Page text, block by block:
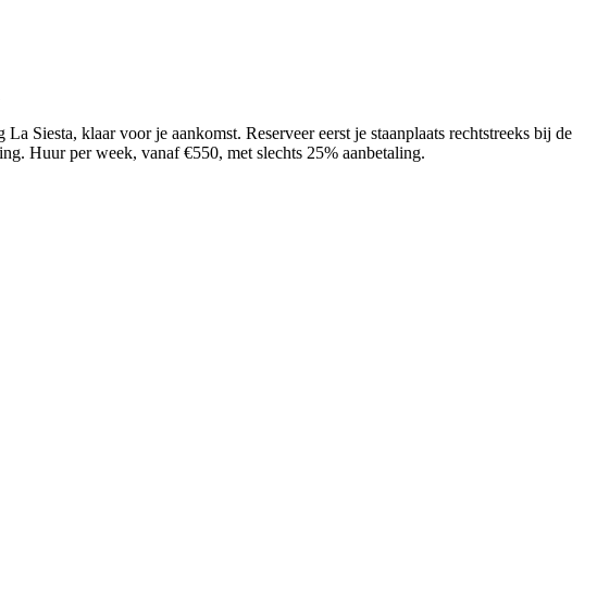
La Siesta, klaar voor je aankomst. Reserveer eerst je staanplaats rechtstreeks bij de
Huur per week, vanaf €550, met slechts 25% aanbetaling.